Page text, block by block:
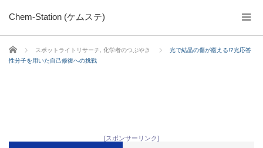
Chem-Station (ケムステ)
ホーム スポットライトリサーチ 化学者のつぶやき
光で結晶の傷が癒える!?光応答
性分子を用いた自己修復への挑戦
[スポンサーリンク]